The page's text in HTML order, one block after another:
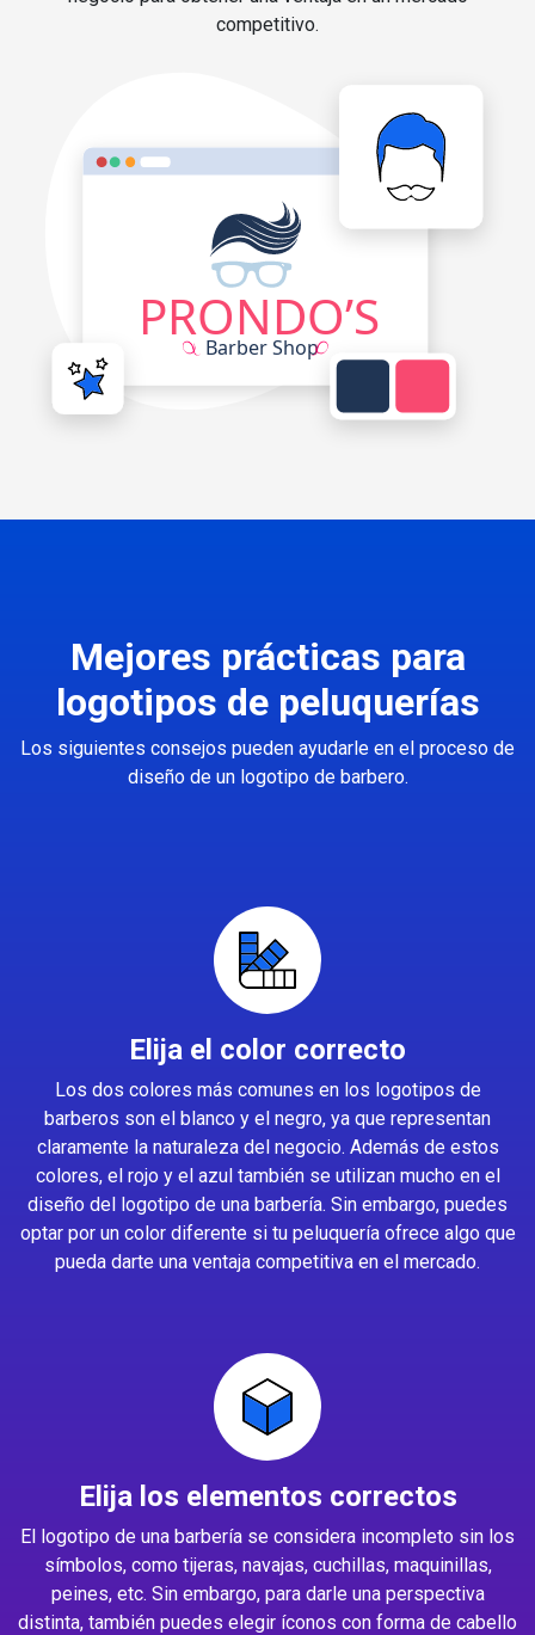
competitivo.
Mejores prácticas para
logotipos de peluquerías
Los siguientes consejos pueden ayudarle en el proceso de
diseño de un logotipo de barbero.
Elija el color correcto
Los dos colores más comunes en los logotipos de
barberos son el blanco y el negro, ya que representan
claramente la naturaleza del negocio. Además de estos
colores, el rojo y el azul también se utilizan mucho en el
diseño del logotipo de una barbería. Sin embargo, puedes
optar por un color diferente si tu peluquería ofrece algo que
pueda darte una ventaja competitiva en el mercado.
Elija los elementos correctos
El logotipo de una barbería se considera incompleto sin los
símbolos, como tijeras, navajas, cuchillas, maquinillas,
peines, etc. Sin embargo, para darle una perspectiva
distinta, también puedes elegir íconos con forma de cabello